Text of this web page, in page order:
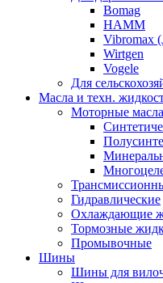
Bomag
HAMM
Vibromax
Wirtgen
Vogele
Для
Масла и техн.
Моторные масла
Гидравлические
Охлаждающие
Тормозные
Промывочные
Шины
Шины для